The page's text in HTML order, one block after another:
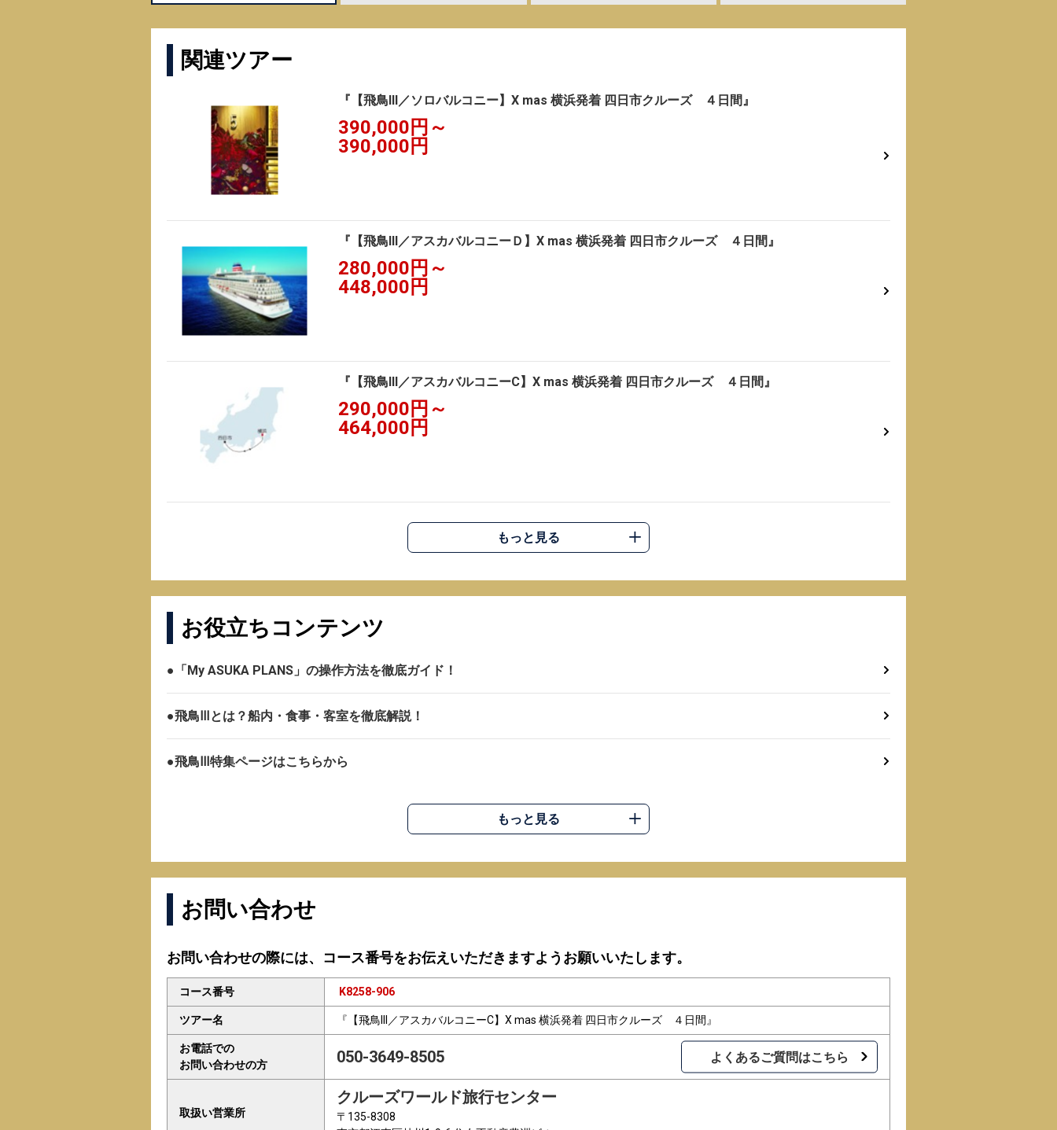
関連ツアー
『【飛鳥III／ソロバルコニー】X mas 横浜発着 四日市クルーズ ４日間』
390,000円～
390,000円
『【飛鳥III／アスカバルコニーＤ】X mas 横浜発着 四日市クルーズ ４日間』
280,000円～
448,000円
『【飛鳥III／アスカバルコニーC】X mas 横浜発着 四日市クルーズ ４日間』
290,000円～
464,000円
もっと見る
お役立ちコンテンツ
●「My ASUKA PLANS」の操作方法を徹底ガイド！
●飛鳥Ⅲとは？船内・食事・客室を徹底解説！
●飛鳥Ⅲ特集ページはこちらから
もっと見る
お問い合わせ
お問い合わせの際には、コース番号をお伝えいただきますようお願いいたします。
コース番号 K8258-906
ツアー名 『【飛鳥III／アスカバルコニーC】X mas 横浜発着 四日市クルーズ ４日間』
お電話での
お問い合わせの方
050-3649-8505 よくあるご質問はこちら
取扱い営業所
クルーズワールド旅行センター
〒135-8308